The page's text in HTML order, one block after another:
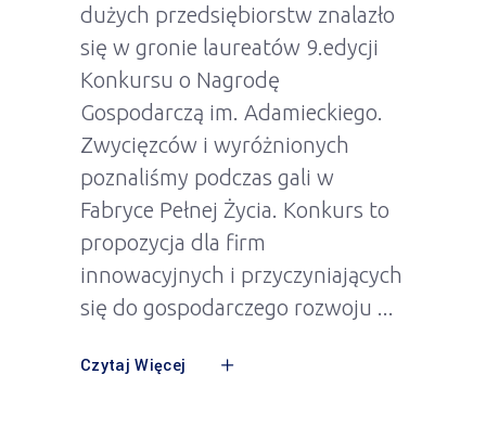
dużych przedsiębiorstw znalazło
się w gronie laureatów 9.edycji
Konkursu o Nagrodę
Gospodarczą im. Adamieckiego.
Zwycięzców i wyróżnionych
poznaliśmy podczas gali w
Fabryce Pełnej Życia. Konkurs to
propozycja dla firm
innowacyjnych i przyczyniających
się do gospodarczego rozwoju
Czytaj Więcej